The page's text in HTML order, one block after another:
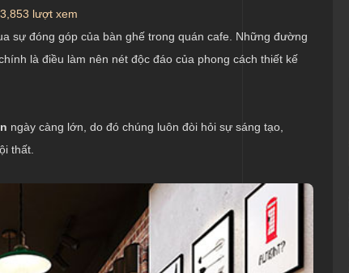
3,853 lượt xem
sự đóng góp của bàn ghế trong quán cafe. Những đường
là điều làm nên nét độc đáo của phong cách thiết kế
ngày càng lớn, do đó chúng luôn đòi hỏi sự sáng tạo,
thất.